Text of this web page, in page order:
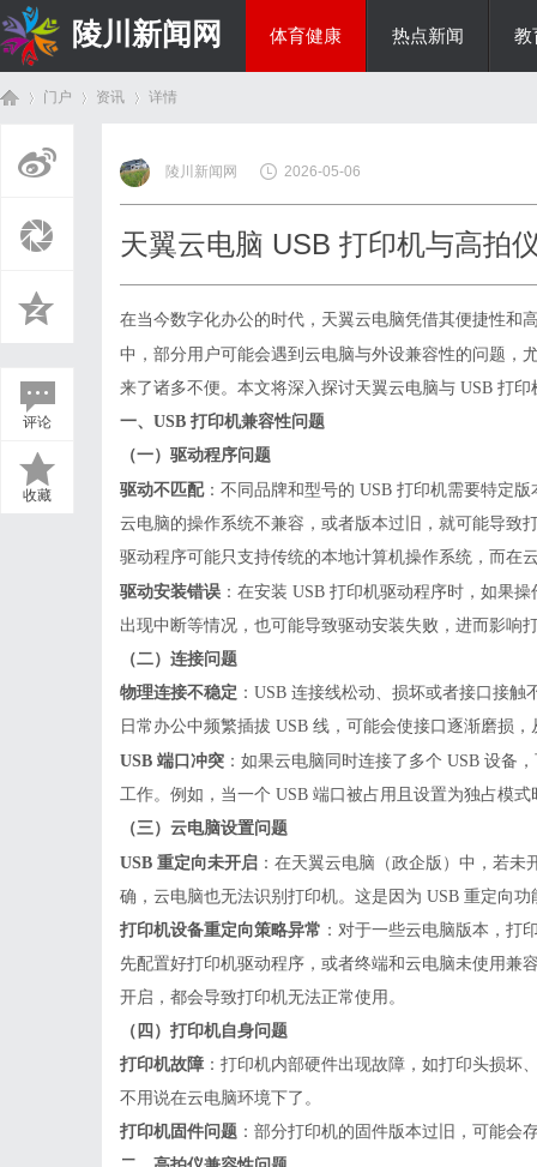
陵川新闻网 体育健康 热点新闻 教
门户 资讯
›
详情
评论
收藏
陵川新闻网 2026-05-06
天翼云电脑 USB 打印机与高拍
在当今数字化办公的时代，天翼云电脑凭借其便捷性和
中，部分用户可能会遇到云电脑与外设兼容性的问题，
来了诸多不便。本文将深入探讨天翼云电脑与 USB 打
一、 USB 打印机兼容性问题
（一）驱动程序问题
驱动不匹配：不同品牌和型号的 USB 打印机需要特定
云电脑的操作系统不兼容，或者版本过旧，就可能导致
驱动程序可能只支持传统的本地计算机操作系统，而在
驱动安装错误 ：在安装 USB 打印机驱动程序时，如果
出现中断等情况，也可能导致驱动安装失败，进而影响
（二）连接问题
物理连接不稳定 ： USB 连接线松动、损坏或者接口接触
日常办公中频繁插拔 USB 线，可能会使接口逐渐磨损
USB 端口冲突 ：如果云电脑同时连接了多个 USB 设备
工作。例如，当一个 USB 端口被占用且设置为独占模
（三）云电脑设置问题
USB 重定向未开启 ：在天翼云电脑（政企版）中，若未
确，云电脑也无法识别打印机。这是因为 USB 重定向
打印机设备重定向策略异常 ：对于一些云电脑版本，打
先配置好打印机驱动程序，或者终端和云电脑未使用兼
开启，都会导致打印机无法正常使用。
（四）打印机自身问题
打印机故障 ：打印机内部硬件出现故障，如打印头损
不用说在云电脑环境下了。
打印机固件问题 ：部分打印机的固件版本过旧，可能会